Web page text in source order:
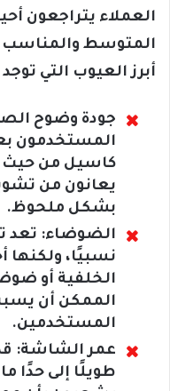
العملاء يتراجعون
المتوسط والمناسب
أبرز العيوب التي توجد
جودة وضوح
المستخدمون
كاسيل من حيث
يعانون من
بشكل ملحوظ.
الضوضاء: تعد
نسبيًا، ولكنها
الخلفية أو
الممكن أن
المستخدمين.
عمر الشاشة:
طويلًا إلى حدًا